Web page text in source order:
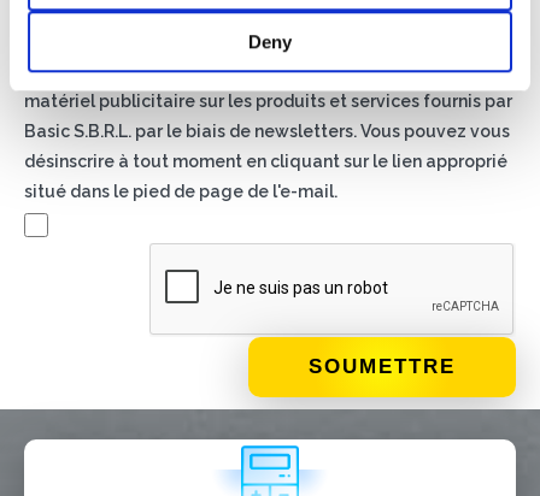
Deny
En cochant cette case, vous acceptez de recevoir du
matériel publicitaire sur les produits et services fournis par
Basic S.B.R.L. par le biais de newsletters. Vous pouvez vous
désinscrire à tout moment en cliquant sur le lien approprié
situé dans le pied de page de l'e-mail.
Designer